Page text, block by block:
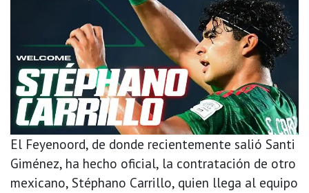
El Feyenoord, de donde recientemente salió Santi
Giménez, ha hecho oficial, la contratación de otro
mexicano, Stéphano Carrillo, quien llega al equipo